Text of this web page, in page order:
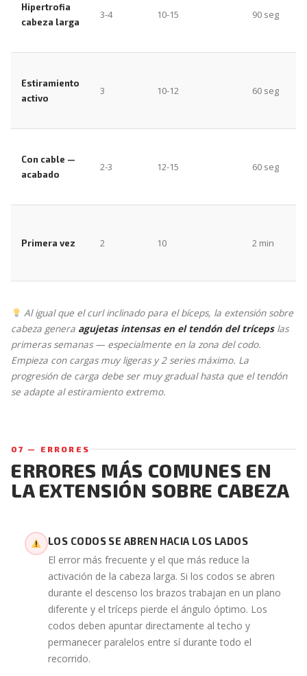
Hipertrofia
cabeza larga
3-4 10-15 90 seg
Estiramiento
activo
3 10-12 60 seg
Con cable —
acabado
2-3 12-15 60 seg
Primera vez 2 10 2 min
Al igual que el curl inclinado para el bíceps, la extensión sobre
cabeza genera agujetas intensas en el tendón del trícepslas
primeras semanas — especialmente en la zona del codo.
Empieza con cargas muy ligeras y 2 series máximo. La
progresión de carga debe ser muy gradual hasta que el tendón
se adapte al estiramiento extremo.
07 — ERRORES
ERRORES MÁS COMUNES EN
LA EXTENSIÓN SOBRE CABEZA
LOS CODOS SE ABREN HACIA LOS LADOS
El error más frecuente y el que más reduce la
activación de la cabeza larga. Si los codos se abren
durante el descenso los brazos trabajan en un plano
diferente y el tríceps pierde el ángulo óptimo. Los
codos deben apuntar directamente al techo y
permanecer paralelos entre sí durante todo el
recorrido.